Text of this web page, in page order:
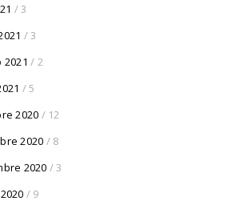
/ 3
/ 3
/ 2
/ 5
2020 / 12
2020 / 8
2020 / 3
/ 9